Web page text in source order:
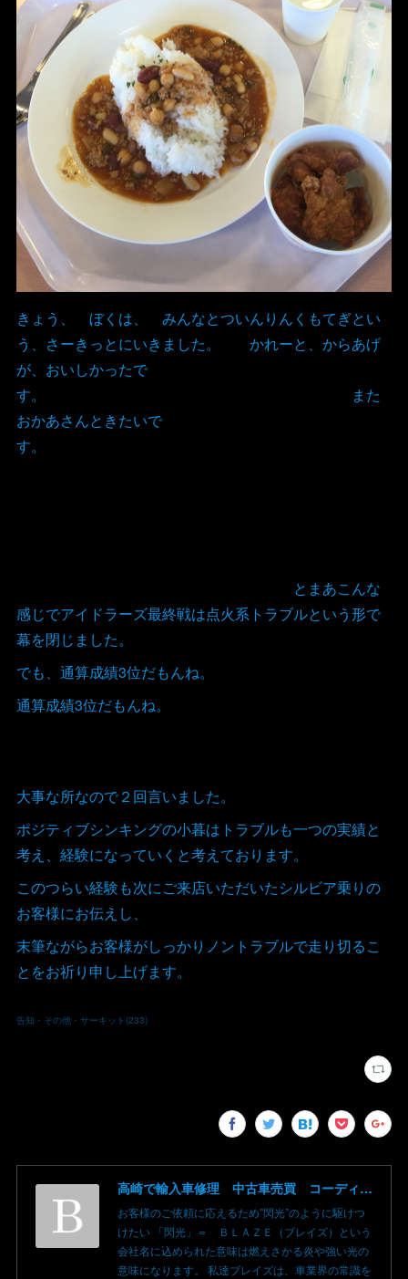
きょう、 ぼくは、 みんなとついんりんくもてぎとい
う、さーきっとにいきました。 かれーと、からあげ
が、おいしかったで
す。 また
おかあさんときたいで
す。
とまあこんな
感じでアイドラーズ最終戦は点火系トラブルという形で
幕を閉じました。
でも、通算成績3位だもんね。
通算成績3位だもんね。
大事な所なので２回言いました。
ポジティブシンキングの小暮はトラブルも一つの実績と
考え、経験になっていくと考えております。
このつらい経験も次にご来店いただいたシルビア乗りの
お客様にお伝えし、
末筆ながらお客様がしっかりノントラブルで走り切るこ
とをお祈り申し上げます。
告知・その他・サーキット (233)
高崎で輸入車修理 中古車売買 コーディングならBLAZE（ブレイズ）へ│BLAZE Total Car Support & Modify in Takasaki Gunma
お客様のご依頼に応えるため”閃光”のように駆けつ
けたい 「閃光」＝ ＢＬＡＺＥ（ブレイズ）という
会社名に込められた意味は燃えさかる炎や強い光の
意味になります。 私達ブレイズは、車業界の常識を